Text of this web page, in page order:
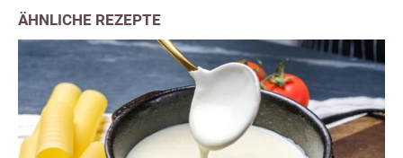
ÄHNLICHE REZEPTE